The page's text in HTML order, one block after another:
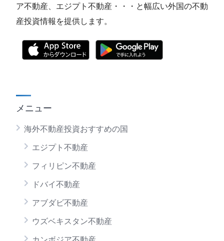
ア不動産、エジプト不動産・・・と幅広い外国の不動
産投資情報を提供します。
メニュー
海外不動産投資おすすめの国
エジプト不動産
フィリピン不動産
ドバイ不動産
アブダビ不動産
ウズベキスタン不動産